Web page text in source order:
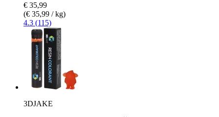
€ 35,99
(€ 35,99 / kg)
4.3 (115)
3DJAKE